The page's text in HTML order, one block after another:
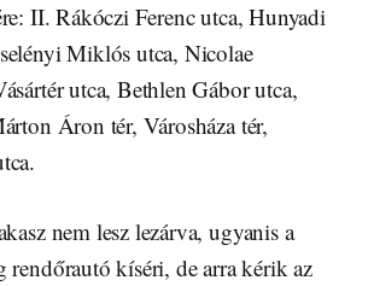
II. Rákóczi Ferenc utca, Hunyadi
Miklós utca, Nicolae
utca, Bethlen Gábor utca,
Áron tér, Városháza tér,
nem lesz lezárva, ugyanis a
rendőrautó kíséri, de arra kérik az